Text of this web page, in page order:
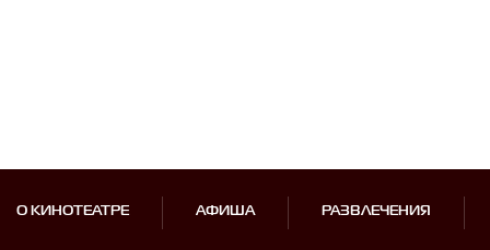
О КИНОТЕАТРЕ АФИША РАЗВЛЕЧЕНИЯ